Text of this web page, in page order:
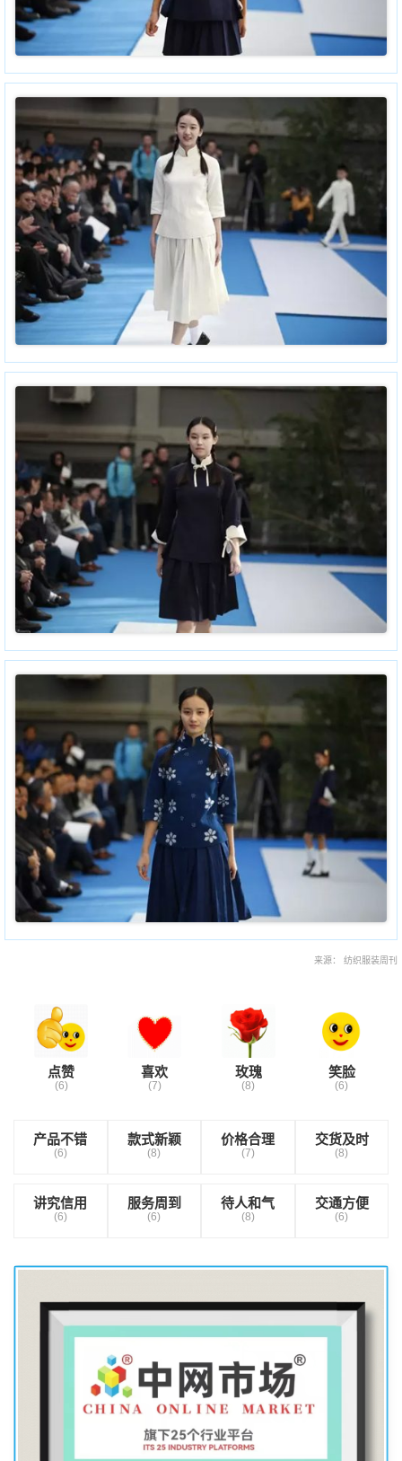
来源： 纺织服装周刊
点赞
(6)
喜欢
(7)
玫瑰
(8)
笑脸
(6)
产品不错
(6)
款式新颖
(8)
价格合理
(7)
交货及时
(8)
讲究信用
(6)
服务周到
(6)
待人和气
(8)
交通方便
(6)